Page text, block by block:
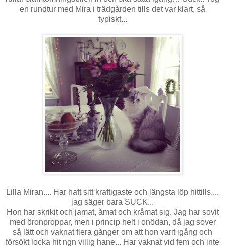
en rundtur med Mira i trädgården tills det var klart, så
typiskt...
Lilla Miran.... Har haft sitt kraftigaste och längsta löp hittills....
jag säger bara SUCK...
Hon har skrikit och jamat, åmat och kråmat sig. Jag har sovit
med öronproppar, men i princip helt i onödan, då jag sover
så lätt och vaknat flera gånger om att hon varit igång och
försökt locka hit ngn villig hane... Har vaknat vid fem och inte